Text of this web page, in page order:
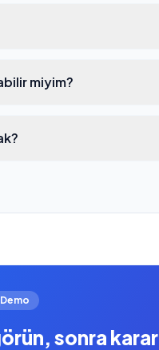
miyim?
sonra karar